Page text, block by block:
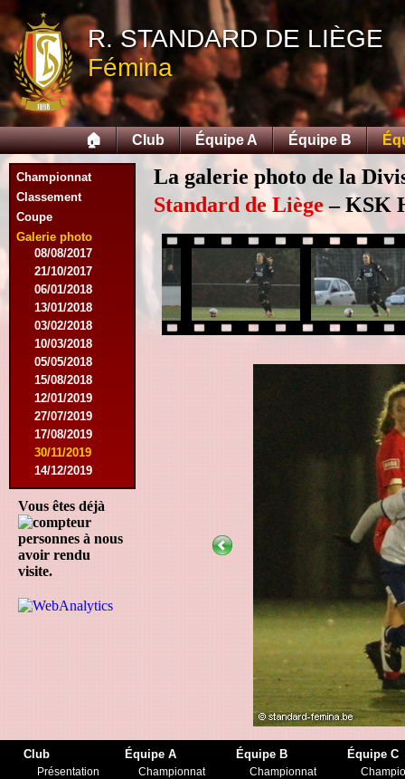
R. STANDARD DE LIÈGE
Fémina
🏠 Club Équipe A Équipe B
Championnat
Classement
Coupe
Galerie photo
07/11/2015
21/11/2015
12/12/2015
27/02/2016
12/03/2016
07/08/2016
27/08/2016
03/09/2016
17/09/2016
10/01/2017
18/02/2017
25/02/2017
29/04/2017
08/08/2017
21/10/2017
06/01/2018
13/01/2018
03/02/2018
10/03/2018
05/05/2018
15/08/2018
12/01/2019
27/07/2019
17/08/2019
30/11/2019
14/12/2019
Vous êtes déjà
personnes à nous
avoir rendu
visite.
La galerie photo de la
Standard de Liège– KSK
Club
Présentation
Équipe A
Championnat
Équipe B
Championnat
Équipe C